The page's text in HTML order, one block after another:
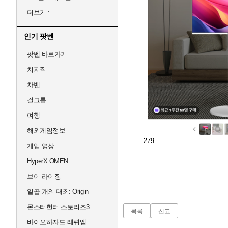
더보기
인기 팟벤
팟벤 바로가기
치지직
차벤
걸그룹
여행
해외게임정보
게임 영상
HyperX OMEN
브이 라이징
일곱 개의 대죄: Origin
몬스터헌터 스토리즈3
바이오하자드 레퀴엠
279
목록 신고